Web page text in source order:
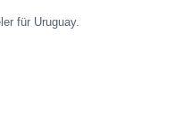
für Uruguay.